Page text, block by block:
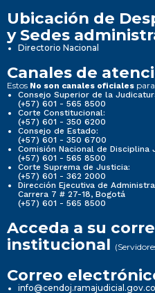
Ubicación de
y Sedes
Directorio Nacional
Canales de
Estos No son canales oficiales
Consejo Superior de la
(+57) 601 - 565 8500
Corte Constitucional:
(+57) 601 - 350 6200
Consejo de Estado:
(+57) 601 - 350 6700
Comisión Nacional de Disciplina
(+57) 601 - 565 8500
Corte Suprema de Justicia:
(+57) 601 - 362 2000
Dirección Ejecutiva de
Carrera 7 # 27-18, Bogotá
(+57) 601 - 565 8500
Acceda a su
institucional
Correo
info@cendoj.ramajudicial.gov.co